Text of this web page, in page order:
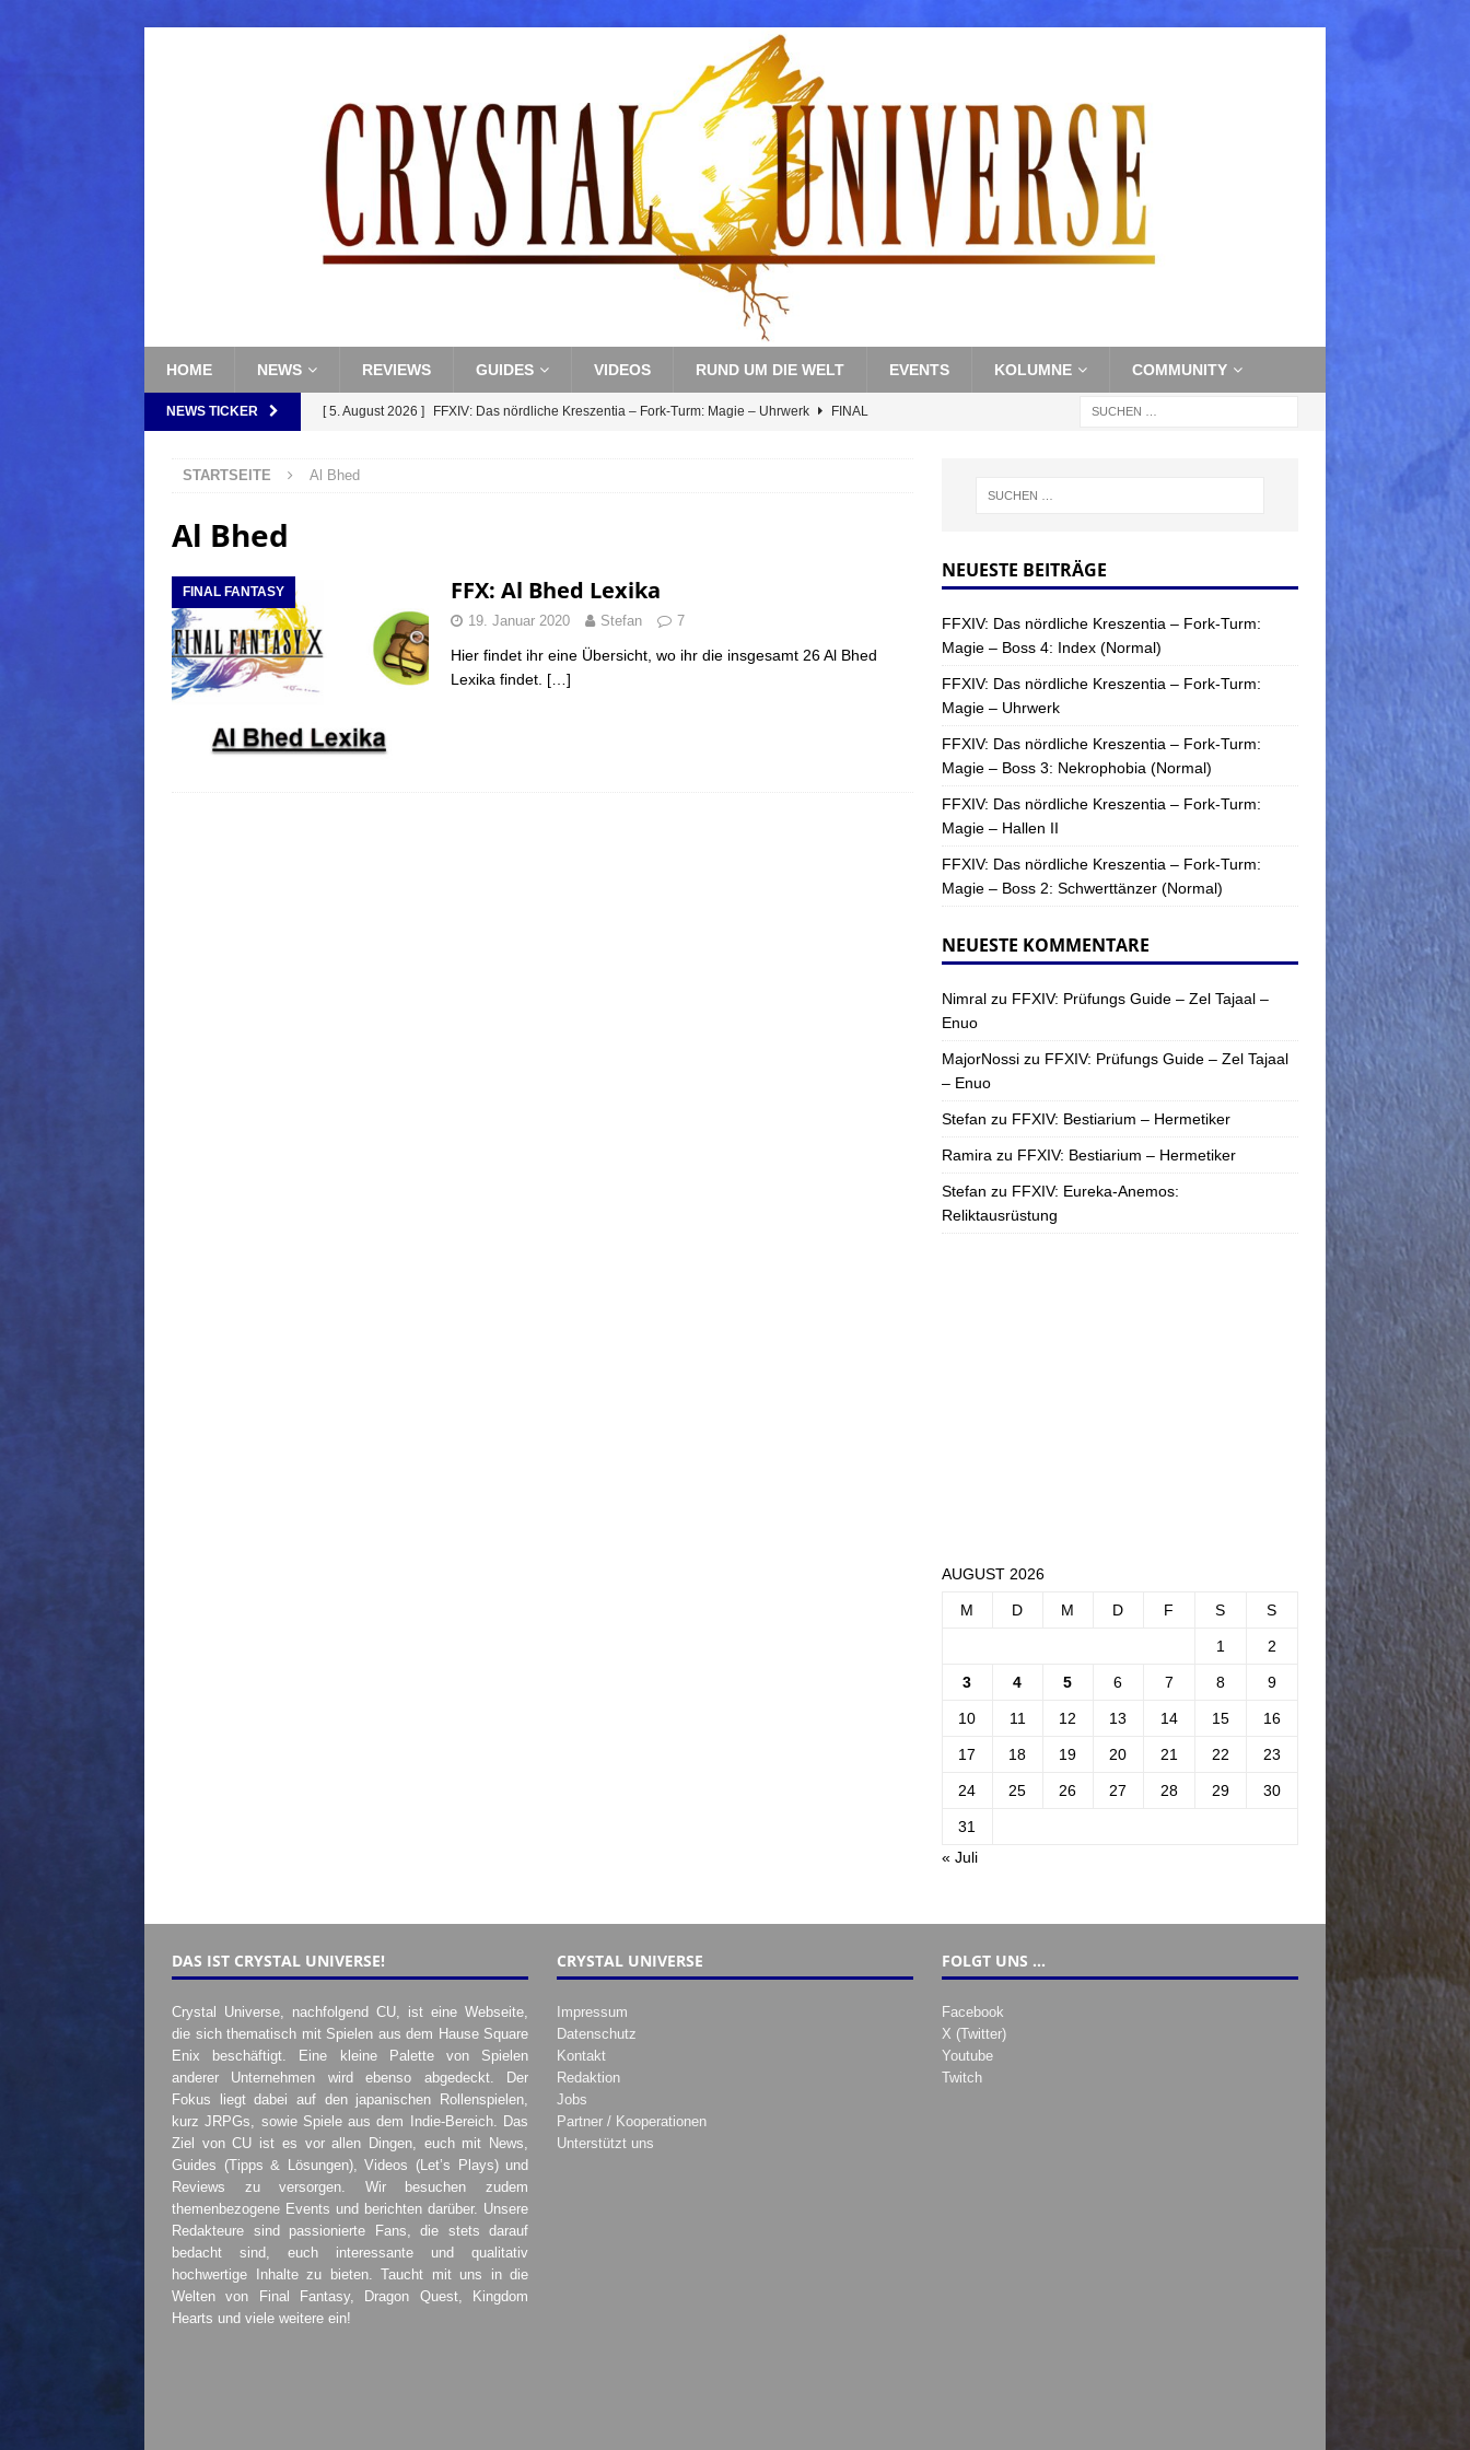
HOME NEWS REVIEWS GUIDES VIDEOS RUND UM DIE WELT EVENTS KOLUMNE COMMUNITY
NEWS TICKER [ 5. August 2026 ] FFXIV: Das nördliche Kreszentia – Fork-Turm: Magie – Uhrwerk FINAL
[ 5. August 2026 ]
(Normal) FINAL FANTASY
FINAL FANTASY
STARTSEITE Al Bhed
Al Bhed
FINAL FANTASY FFX: Al Bhed Lexika
19. Januar 2020 Stefan 7
Hier findet ihr eine Übersicht, wo ihr die insgesamt 26 Al Bhed
Lexika findet. […]
NEUESTE BEITRÄGE
FFXIV: Das nördliche Kreszentia – Fork-Turm:
Magie – Boss 4: Index (Normal)
FFXIV: Das nördliche Kreszentia – Fork-Turm:
Magie – Uhrwerk
FFXIV: Das nördliche Kreszentia – Fork-Turm:
Magie – Boss 3: Nekrophobia (Normal)
FFXIV: Das nördliche Kreszentia – Fork-Turm:
Magie – Hallen II
FFXIV: Das nördliche Kreszentia – Fork-Turm:
Magie – Boss 2: Schwerttänzer (Normal)
NEUESTE KOMMENTARE
Nimralzu FFXIV: Prüfungs Guide – Zel Tajaal –
Enuo
MajorNossizu FFXIV: Prüfungs Guide – Zel Tajaal
– Enuo
Stefan zu FFXIV: Bestiarium – Hermetiker
Ramira zu FFXIV: Bestiarium – Hermetiker
Stefan zu FFXIV: Eureka-Anemos:
Reliktausrüstung
AUGUST 2026
M D M D F S S
1 2
3 4 5 6 7 8 9
10 11 12 13 14 15 16
17 18 19 20 21 22 23
24 25 26 27 28 29 30
31
« Juli
DAS IST CRYSTAL UNIVERSE!
Crystal Universe, nachfolgend CU, ist eine Webseite,
die sich thematisch mit Spielen aus dem Hause Square
Enix beschäftigt. Eine kleine Palette von Spielen
anderer Unternehmen wird ebenso abgedeckt. Der
Fokus liegt dabei auf den japanischen Rollenspielen,
kurz JRPGs, sowie Spiele aus dem Indie-Bereich. Das
Ziel von CU ist es vor allen Dingen, euch mit News,
Guides (Tipps & Lösungen), Videos (Let’s Plays) und
Reviews zu versorgen. Wir besuchen zudem
themenbezogene Events und berichten darüber. Unsere
Redakteure sind passionierte Fans, die stets darauf
bedacht sind, euch interessante und qualitativ
hochwertige Inhalte zu bieten. Taucht mit uns in die
Welten von Final Fantasy, Dragon Quest, Kingdom
Hearts und viele weitere ein!
CRYSTAL UNIVERSE
Impressum
Datenschutz
Kontakt
Redaktion
Jobs
Partner / Kooperationen
Unterstützt uns
FOLGT UNS …
Facebook
X (Twitter)
Youtube
Twitch